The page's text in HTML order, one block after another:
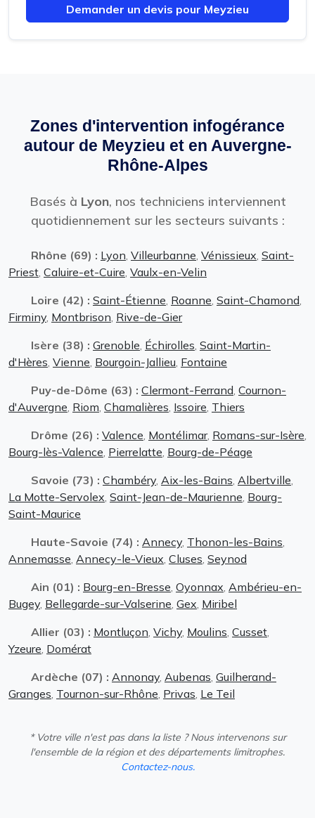
Demander un devis pour Meyzieu
Zones d'intervention infogérance
autour de Meyzieu et en Auvergne-
Rhône-Alpes
Basés à Lyon, nos techniciens interviennent
quotidiennement sur les secteurs suivants :
Rhône (69) : Lyon Villeurbanne Vénissieux Saint-
Priest Caluire-et-Cuire Vaulx-en-Velin
Loire (42) : Saint-Étienne Roanne Saint-Chamond
Firminy Montbrison Rive-de-Gier
Isère (38) : Grenoble Échirolles Saint-Martin-
d'Hères Vienne Bourgoin-Jallieu Fontaine
Puy-de-Dôme (63) : Clermont-Ferrand Cournon-
d'Auvergne Riom Chamalières Issoire Thiers
Drôme (26) : Valence Montélimar, Romans-sur-Isère
Bourg-lès-Valence Pierrelatte Bourg-de-Péage
Savoie (73) : Chambéry Aix-les-Bains Albertville
La Motte-Servolex Saint-Jean-de-Maurienne Bourg-
Saint-Maurice
Haute-Savoie (74) : Annecy Thonon-les-Bains
Annemasse Annecy-le-Vieux Cluses Seynod
Ain (01) : Bourg-en-Bresse Oyonnax Ambérieu-en-
Bugey Bellegarde-sur-Valserine Gex Miribel
Allier (03) : Montluçon Vichy Moulins Cusset
Yzeure Domérat
Ardèche (07) : Annonay Aubenas Guilherand-
Granges Tournon-sur-Rhône Privas Le Teil
* Votre ville n'est pas dans la liste ? Nous intervenons sur
l'ensemble de la région et des départements limitrophes.
Contactez-nous.